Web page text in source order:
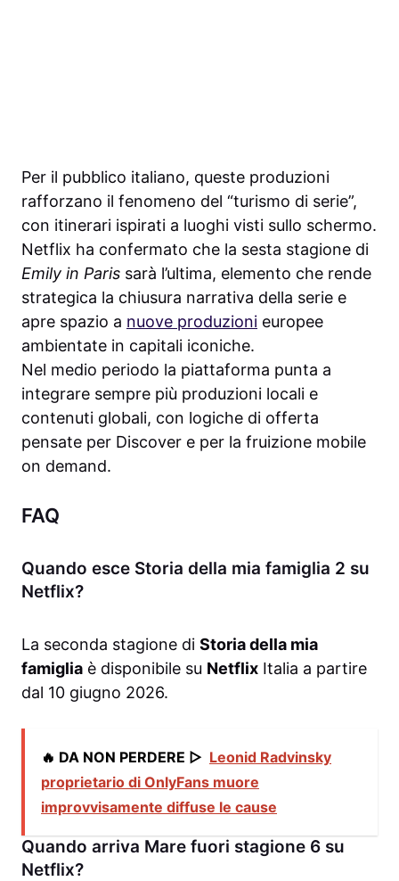
Per il pubblico italiano, queste produzioni
rafforzano il fenomeno del “turismo di serie”,
con itinerari ispirati a luoghi visti sullo schermo.
Netflix ha confermato che la sesta stagione di
Emily in Paris sarà l’ultima, elemento che rende
strategica la chiusura narrativa della serie e
apre spazio a nuove produzioni europee
ambientate in capitali iconiche.
Nel medio periodo la piattaforma punta a
integrare sempre più produzioni locali e
contenuti globali, con logiche di offerta
pensate per Discover e per la fruizione mobile
on demand.
FAQ
Quando esce Storia della mia famiglia 2 su
Netflix?
La seconda stagione di Storia della mia
famiglia è disponibile su Netflix Italia a partire
dal 10 giugno 2026.
🔥 DA NON PERDERE ▷ Leonid Radvinsky
proprietario di OnlyFans muore
improvvisamente diffuse le cause
Quando arriva Mare fuori stagione 6 su
Netflix?